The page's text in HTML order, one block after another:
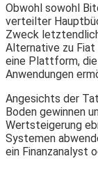
Obwohl sowohl
verteilter
Zweck
Alternative zu
eine Plattform,
Anwendungen
Angesichts der
Boden gewinnen
Wertsteigerung
Systemen
ein Finanzanalyst